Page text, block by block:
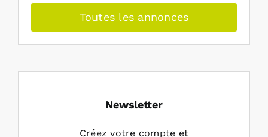
Toutes les annonces
Newsletter
Créez votre compte et